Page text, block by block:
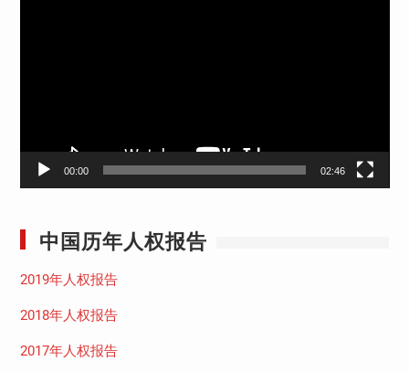
00:00 02:46
中国历年人权报告
2019年人权报告
2018年人权报告
2017年人权报告